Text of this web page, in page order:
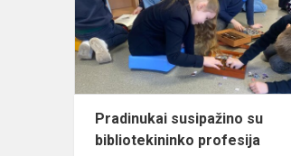
Pradinukai susipažino su
bibliotekininko profesija